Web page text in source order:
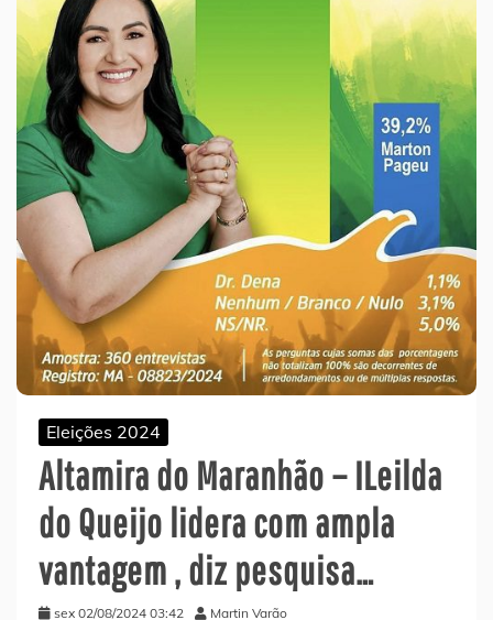
Eleições 2024
Altamira do Maranhão – ILeilda
do Queijo lidera com ampla
vantagem , diz pesquisa…
sex 02/08/2024 03:42 Martin Varão